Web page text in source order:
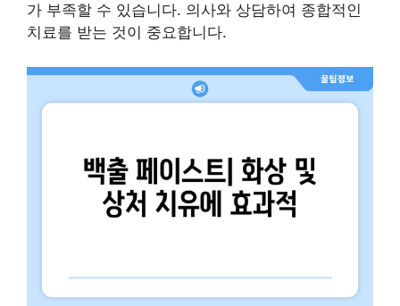
가 부족할 수 있습니다. 의사와 상담하여 종합적인
치료를 받는 것이 중요합니다.